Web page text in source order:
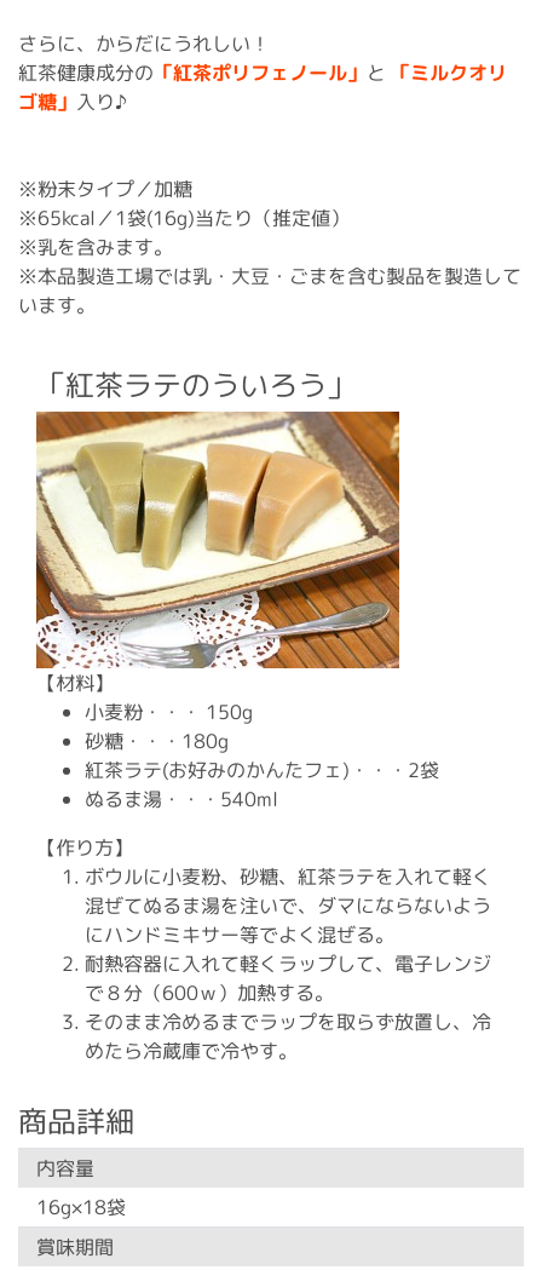
さらに、からだにうれしい！
紅茶健康成分の 「紅茶ポリフェノール」 と 「ミルクオリ
ゴ糖」 入り♪
※粉末タイプ／加糖
※65kcal／1袋(16g)当たり（推定値）
※乳を含みます。
※本品製造工場では乳・大豆・ごまを含む製品を製造して
います。
「紅茶ラテのういろう」
【材料】
小麦粉・・・ 150g
砂糖・・・180g
紅茶ラテ(お好みのかんたフェ)・・・2袋
ぬるま湯・・・540ml
【作り方】
ボウルに小麦粉、砂糖、紅茶ラテを入れて軽く
混ぜてぬるま湯を注いで、ダマにならないよう
にハンドミキサー等でよく混ぜる。
耐熱容器に入れて軽くラップして、電子レンジ
で８分（600ｗ）加熱する。
そのまま冷めるまでラップを取らず放置し、冷
めたら冷蔵庫で冷やす。
商品詳細
内容量
16g×18袋
賞味期間